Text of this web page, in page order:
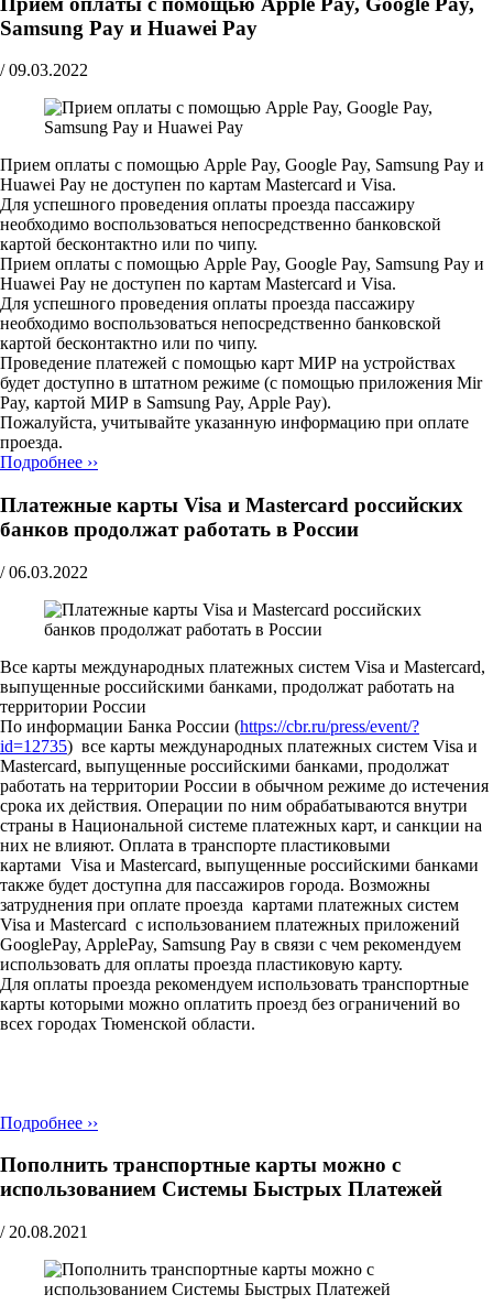
Samsung Pay и Huawei Pay
/ 09.03.2022
Прием оплаты с помощью Apple Pay, Google Pay, Samsung Pay и
Huawei Pay не доступен по картам Mastercard и Visa.
Для успешного проведения оплаты проезда пассажиру
необходимо воспользоваться непосредственно банковской
картой бесконтактно или по чипу.
Прием оплаты с помощью Apple Pay, Google Pay, Samsung Pay и
Huawei Pay не доступен по картам Mastercard и Visa.
Для успешного проведения оплаты проезда пассажиру
необходимо воспользоваться непосредственно банковской
картой бесконтактно или по чипу.
Проведение платежей с помощью карт МИР на устройствах
будет доступно в штатном режиме (с помощью приложения Mir
Pay, картой МИР в Samsung Pay, Apple Pay).
Пожалуйста, учитывайте указанную информацию при оплате
проезда.
Подробнее ››
Платежные карты Visa и Mastercard российских
банков продолжат работать в России
/ 06.03.2022
Все карты международных платежных систем Visa и Mastercard,
выпущенные российскими банками, продолжат работать на
территории России
По информации Банка России (https://cbr.ru/press/event/?
id=12735) все карты международных платежных систем Visa и
Mastercard, выпущенные российскими банками, продолжат
работать на территории России в обычном режиме до истечения
срока их действия. Операции по ним обрабатываются внутри
страны в Национальной системе платежных карт, и санкции на
них не влияют. Оплата в транспорте пластиковыми
картами Visa и Mastercard, выпущенные российскими банками
также будет доступна для пассажиров города. Возможны
затруднения при оплате проезда картами платежных систем
Visa и Mastercard с использованием платежных приложений
GooglePay, ApplePay, Samsung Pay в связи с чем рекомендуем
использовать для оплаты проезда пластиковую карту.
Для оплаты проезда рекомендуем использовать транспортные
карты которыми можно оплатить проезд без ограничений во
всех городах Тюменской области.
Подробнее ››
Пополнить транспортные карты можно с
использованием Системы Быстрых Платежей
/ 20.08.2021